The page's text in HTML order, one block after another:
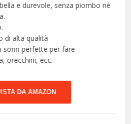
e durevole, senza piombo né
di alta qualità
sonn perfette per fare
orecchini, ecc.
DA AMAZON